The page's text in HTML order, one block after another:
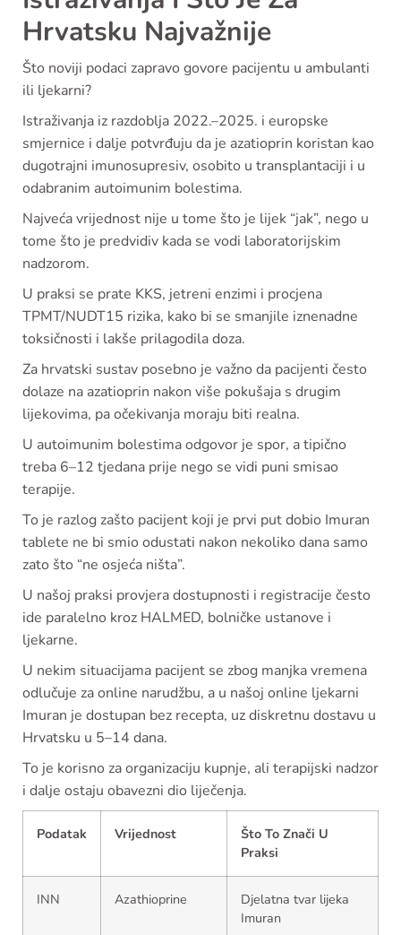
Hrvatsku Najvažnije
Što noviji podaci zapravo govore pacijentu u ambulanti
ili ljekarni?
Istraživanja iz razdoblja 2022.–2025. i europske
smjernice i dalje potvrđuju da je azatioprin koristan kao
dugotrajni imunosupresiv, osobito u transplantaciji i u
odabranim autoimunim bolestima.
Najveća vrijednost nije u tome što je lijek “jak”, nego u
tome što je predvidiv kada se vodi laboratorijskim
nadzorom.
U praksi se prate KKS, jetreni enzimi i procjena
TPMT/NUDT15 rizika, kako bi se smanjile iznenadne
toksičnosti i lakše prilagodila doza.
Za hrvatski sustav posebno je važno da pacijenti često
dolaze na azatioprin nakon više pokušaja s drugim
lijekovima, pa očekivanja moraju biti realna.
U autoimunim bolestima odgovor je spor, a tipično
treba 6–12 tjedana prije nego se vidi puni smisao
terapije.
To je razlog zašto pacijent koji je prvi put dobio Imuran
tablete ne bi smio odustati nakon nekoliko dana samo
zato što “ne osjeća ništa”.
U našoj praksi provjera dostupnosti i registracije često
ide paralelno kroz HALMED, bolničke ustanove i
ljekarne.
U nekim situacijama pacijent se zbog manjka vremena
odlučuje za online narudžbu, a u našoj online ljekarni
Imuran je dostupan bez recepta, uz diskretnu dostavu u
Hrvatsku u 5–14 dana.
To je korisno za organizaciju kupnje, ali terapijski nadzor
i dalje ostaju obavezni dio liječenja.
Podatak Vrijednost
Što To Znači U
Praksi
INN Azathioprine
Djelatna tvar lijeka
Imuran